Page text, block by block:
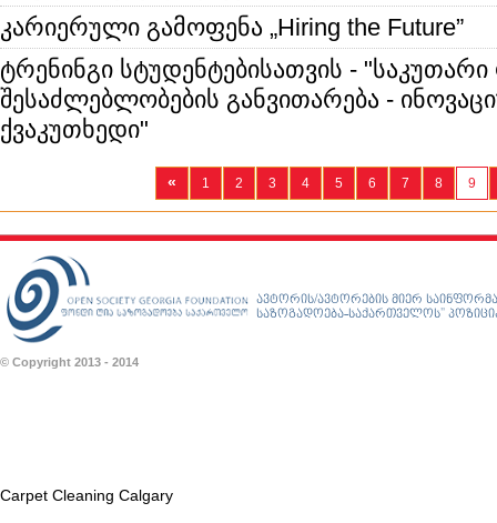
კარიერული გამოფენა „Hiring the Future”
ტრენინგი სტუდენტებისათვის -
შესაძლებლობების განვითარება -
ქვაკუთხედი"
« 1 2 3 4 5 6 7 8 9
ავტორის/ავტორების მიერ
საზოგადოება-საქართველოს”
© Copyright 2013 - 2014
Carpet Cleaning Calgary